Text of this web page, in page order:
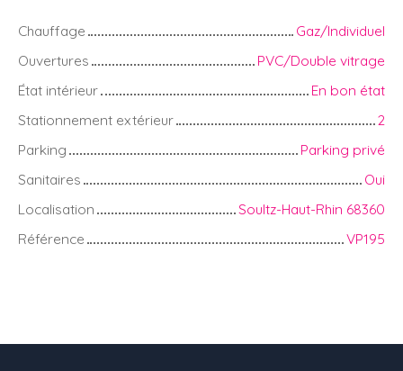
Chauffage
Gaz/Individuel
Ouvertures
PVC/Double vitrage
État intérieur
En bon état
Stationnement extérieur
2
Parking
Parking privé
Sanitaires
Oui
Localisation
Soultz-Haut-Rhin 68360
Référence
VP195